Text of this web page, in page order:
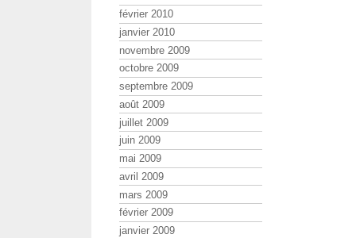
février 2010
janvier 2010
novembre 2009
octobre 2009
septembre 2009
août 2009
juillet 2009
juin 2009
mai 2009
avril 2009
mars 2009
février 2009
janvier 2009